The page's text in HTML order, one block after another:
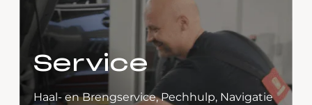
Service
Haal- en Brengservice, Pechhulp, Navigatie